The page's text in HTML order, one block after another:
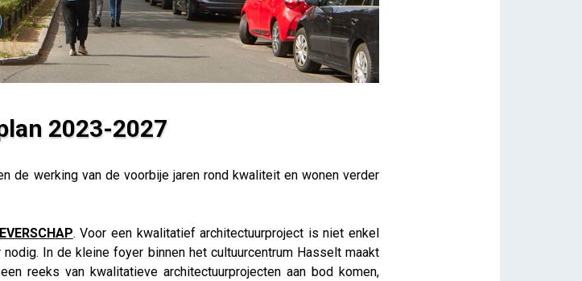
2023-2027
de werking van de voorbije jaren rond kwaliteit en wonen verder
AP. Voor een kwalitatief architectuurproject is niet enkel
In de kleine foyer binnen het cultuurcentrum Hasselt maakt
reeks van kwalitatieve architectuurprojecten aan bod komen,